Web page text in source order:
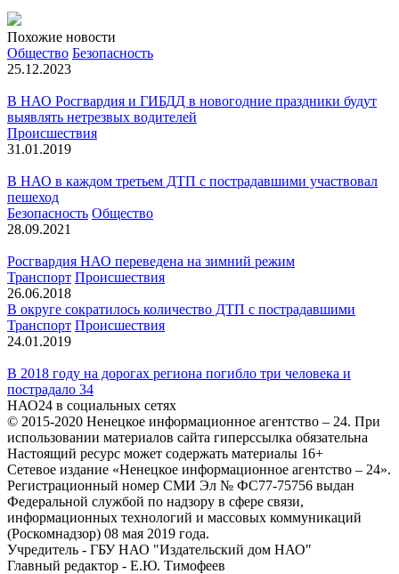
Похожие новости
Общество Безопасность
25.12.2023
В НАО Росгвардия и ГИБДД в новогодние праздники будут
выявлять нетрезвых водителей
Происшествия
31.01.2019
В НАО в каждом третьем ДТП с пострадавшими участвовал
пешеход
Безопасность Общество
28.09.2021
Росгвардия НАО переведена на зимний режим
Транспорт Происшествия
26.06.2018
В округе сократилось количество ДТП с пострадавшими
Транспорт Происшествия
24.01.2019
В 2018 году на дорогах региона погибло три человека и
пострадало 34
НАО24 в социальных сетях
© 2015-2020 Ненецкое информационное агентство – 24. При
использовании материалов сайта гиперссылка обязательна
Настоящий ресурс может содержать материалы 16+
Сетевое издание «Ненецкое информационное агентство – 24».
Регистрационный номер СМИ Эл № ФС77-75756 выдан
Федеральной службой по надзору в сфере связи,
информационных технологий и массовых коммуникаций
(Роскомнадзор) 08 мая 2019 года.
Учредитель - ГБУ НАО "Издательский дом НАО"
Главный редактор - Е.Ю. Тимофеев